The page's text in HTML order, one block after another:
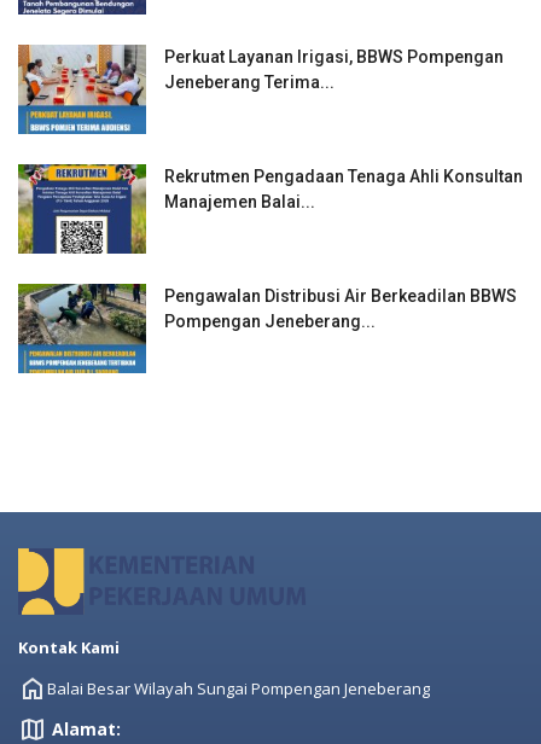
Perkuat Layanan Irigasi, BBWS Pompengan
Jeneberang Terima...
Rekrutmen Pengadaan Tenaga Ahli Konsultan
Manajemen Balai...
Pengawalan Distribusi Air Berkeadilan BBWS
Pompengan Jeneberang...
Kontak Kami
Balai Besar Wilayah Sungai Pompengan Jeneberang
Alamat: